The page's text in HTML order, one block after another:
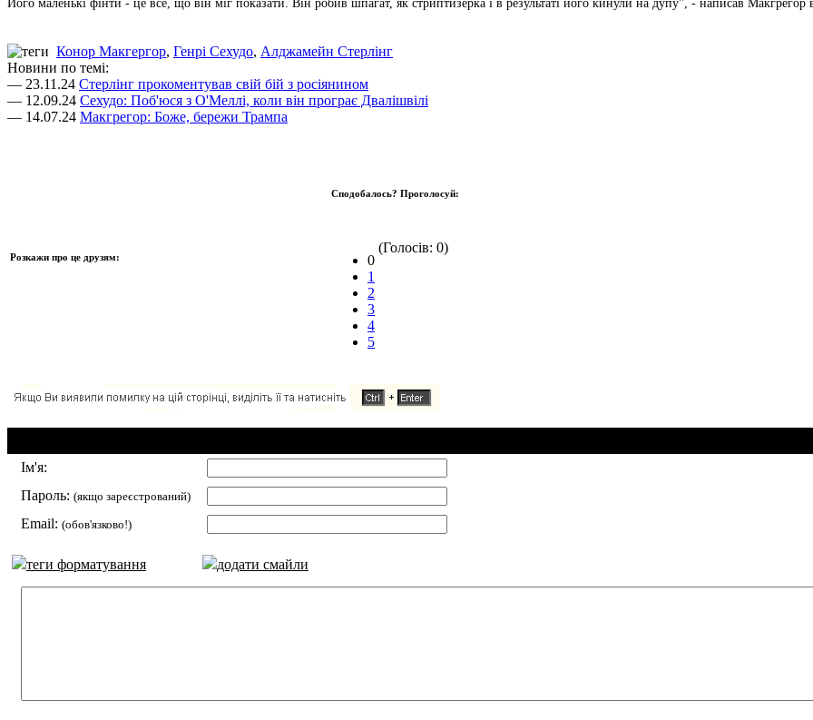
Його маленькі фінти - це все, що він міг показати. Він робив шпагат, як стриптизерка і в результаті його кинули на дупу", - написав Макгрегор
Конор Макгергор, Генрі Сехудо, Алджамейн Стерлінг
Новини по темі:
— 23.11.24 Стерлінг прокоментував свій бій з росіянином
— 12.09.24 Сехудо: Поб'юся з О'Меллі, коли він програє Двалішвілі
— 14.07.24 Макгрегор: Боже, бережи Трампа
Розкажи про це друзям:
Сподобалось? Проголосуй:
0
1
2
3
4
5
(Голосів: 0)
Ім'я:
Пароль: (якщо зареєстрований)
Email: (обов'язково!)
теги форматування додати смайли